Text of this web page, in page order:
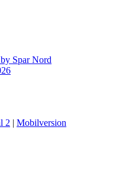
Spar Nord
2 | Mobilversion